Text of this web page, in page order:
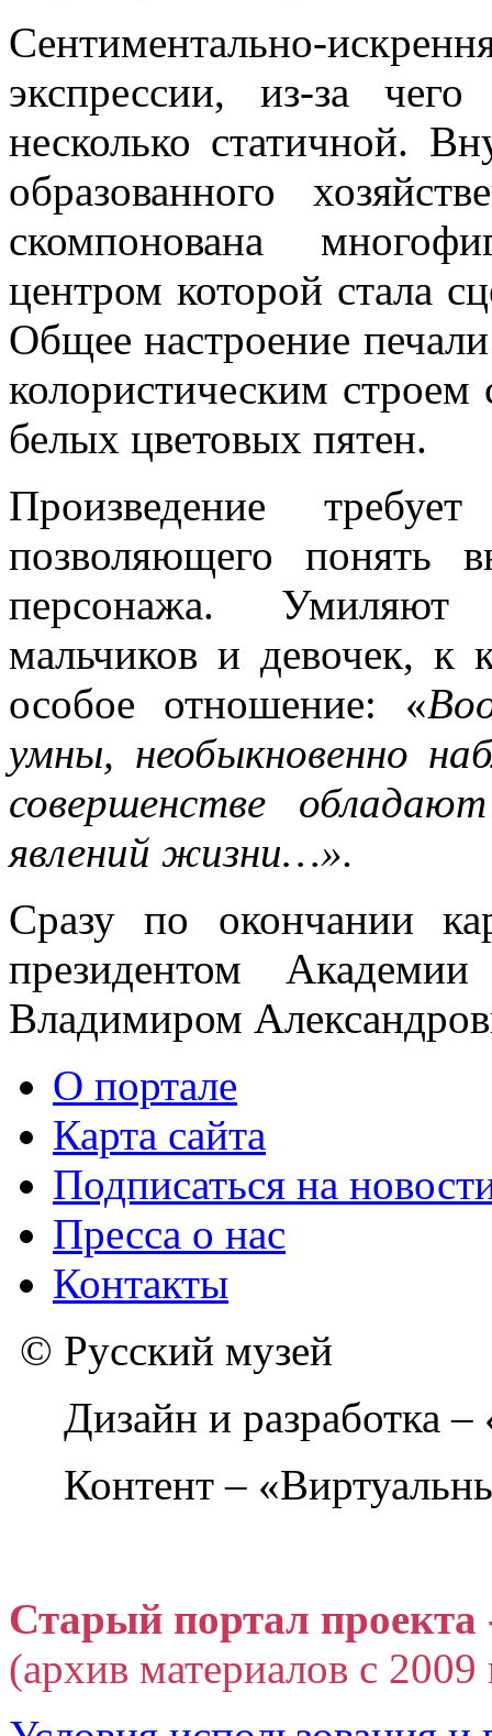
Сентиментально-
экспрессии, из-за
несколько статичной.
образованного
скомпонована
центром которой стала
Общее настроение
колористическим
белых цветовых пятен.
Произведение
позволяющего понять
персонажа. Умиляют
мальчиков и девочек, к
особое отношение: «
умны, необыкновенно
совершенстве
явлений жизни…».
Сразу по окончании
президентом
Владимиром
О портале
Карта сайта
Подписаться на
Пресса о нас
Контакты
© Русский музей
Дизайн и разработка
Контент –
Старый портал
(архив материалов с